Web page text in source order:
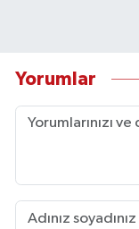
Yorumlar